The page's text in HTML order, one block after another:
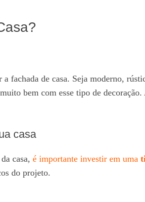
de casa. Seja moderno,
bem com esse tipo de
casa
casa, é importante investir em uma
do projeto.